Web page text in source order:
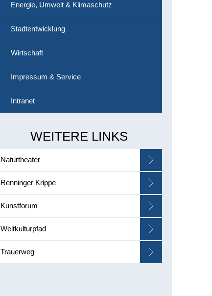
Energie, Umwelt & Klimaschutz
Stadtentwicklung
Wirtschaft
Impressum & Service
Intranet
WEITERE LINKS
Naturtheater
Renninger Krippe
Kunstforum
Weltkulturpfad
Trauerweg